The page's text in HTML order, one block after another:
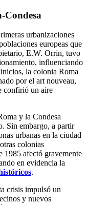
Condesa
urbanizaciones
europeas que
E.W. Orrin, tuvo
influenciando
la colonia Roma
por el art nouveau,
confirió un aire
y la Condesa
Sin embargo, a partir
urbanas en la ciudad
colonias
1985 afectó gravemente
en evidencia la
.
crisis impulsó un
y nuevos